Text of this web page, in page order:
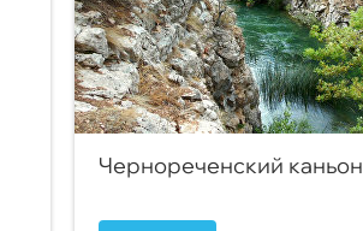
Чернореченский каньон